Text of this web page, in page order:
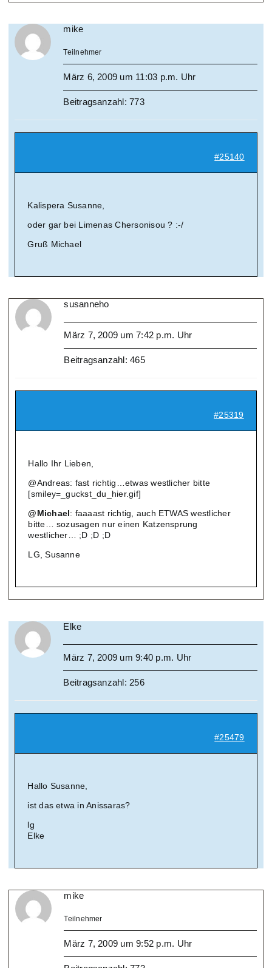
mike
Teilnehmer
März 6, 2009 um 11:03 p.m. Uhr
Beitragsanzahl: 773
#25140
Kalispera Susanne,
oder gar bei Limenas Chersonisou ? :-/
Gruß Michael
susanneho
März 7, 2009 um 7:42 p.m. Uhr
Beitragsanzahl: 465
#25319
Hallo Ihr Lieben,
@Andreas: fast richtig…etwas westlicher bitte
[smiley=_guckst_du_hier.gif]
@Michael: faaaast richtig, auch ETWAS westlicher
bitte… sozusagen nur einen Katzensprung
westlicher… ;D ;D ;D
LG, Susanne
Elke
März 7, 2009 um 9:40 p.m. Uhr
Beitragsanzahl: 256
#25479
Hallo Susanne,
ist das etwa in Anissaras?
lg
Elke
mike
Teilnehmer
März 7, 2009 um 9:52 p.m. Uhr